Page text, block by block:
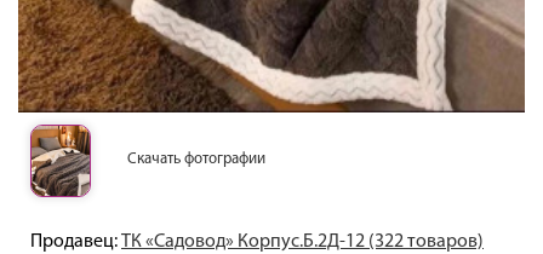
Скачать фотографии
Продавец:ТК «Садовод» Корпус.Б.2Д-12 (322 товаров)